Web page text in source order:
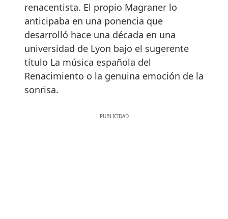
renacentista. El propio Magraner lo
anticipaba en una ponencia que
desarrolló hace una década en una
universidad de Lyon bajo el sugerente
título La música española del
Renacimiento o la genuina emoción de la
sonrisa.